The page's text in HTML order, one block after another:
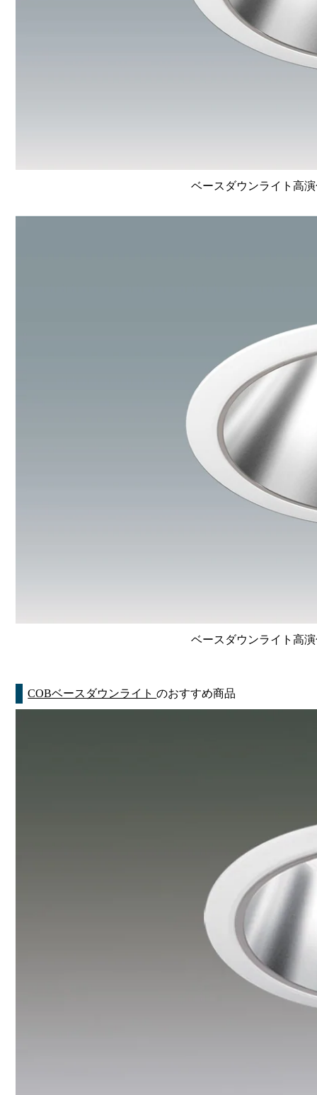
ベースダウンライト高
ベースダウンライト高
COBベースダウンライトのおすすめ商品